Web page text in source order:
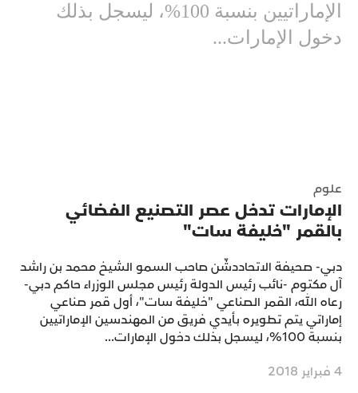
الإماراتيين بنسبة 100%، ليسجل بذلك
دخول الإمارات...
علوم
الإمارات تدخل عصر التصنيع الفضائي
بالقمر "خليفة سات"
دبي- صحيفة الاتحاددشّن صاحب السمو الشيخ محمد بن راشد
آل مكتوم -نائب رئيس الدولة رئيس مجلس الوزراء حاكم دبي-
رعاه الله، القمر الصناعي "خليفة سات"، أول قمر صناعي
إماراتي يتم تطويره بأيدي فريق من المهندسين الإماراتيين
بنسبة 100%، ليسجل بذلك دخول الإمارات...
4 فبراير 2018